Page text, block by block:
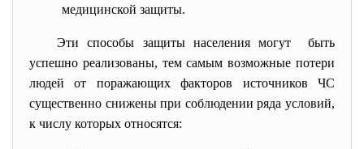
медицинской защиты.
Эти способы защиты населения могут быть
успешно реализованы, тем самым возможные потери
людей от поражающих факторов источников ЧС
существенно снижены при соблюдении ряда условий,
к числу которых относятся: